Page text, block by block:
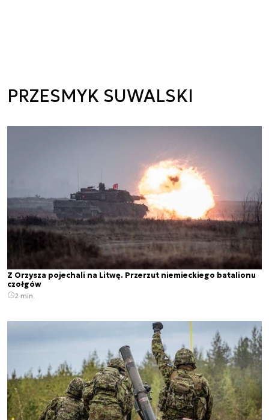
PRZESMYK SUWALSKI
Z Orzysza pojechali na Litwę. Przerzut niemieckiego batalionu
czołgów
2 min.